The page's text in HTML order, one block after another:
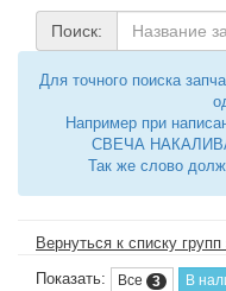
Поиск:
Для точного поиска
Например при
СВЕЧА
Так же слово
Вернуться к списку групп
Показать: Все 3 В